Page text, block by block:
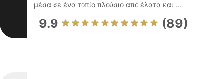
μέσα σε ένα τοπίο πλούσιο από έλατα και ...
9.9 (89)